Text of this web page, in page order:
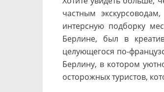
частным
интерсную подборку
Берлине, был в
целующегося по-
Берлину, в котором
осторожных туристов,